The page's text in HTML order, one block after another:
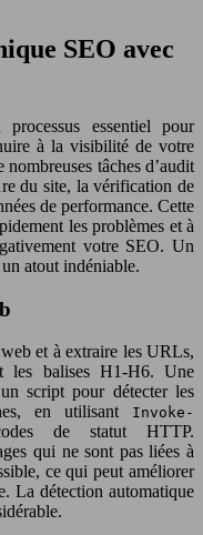
SEO avec
essentiel pour
à la visibilité de votre
tâches d’audit
du site, la vérification de
de performance. Cette
les problèmes et à
votre SEO. Un
atout indéniable.
et à extraire les URLs,
les balises H1-H6. Une
script pour détecter les
en utilisant
Invoke-
de statut HTTP.
qui ne sont pas liées à
ce qui peut améliorer
La détection automatique